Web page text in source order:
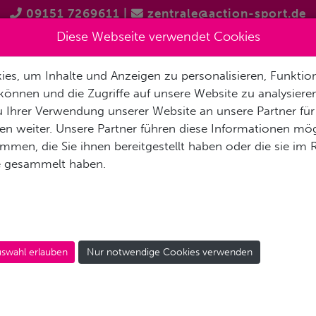
09151 7269611 zentrale@action-sport.de
TAUCHSHOPS TAUCHAUSBILDUNG
Diese Webseite verwendet Cookies
um Inhalte und Anzeigen zu personalisieren,
und die Zugriffe auf unsere Website zu
Verwendung unserer Website an unsere Partner für
weiter. Unsere Partner führen diese Informationen
die Sie ihnen bereitgestellt haben oder die sie im
haben.
erlauben Nur notwendige Cookies verwenden